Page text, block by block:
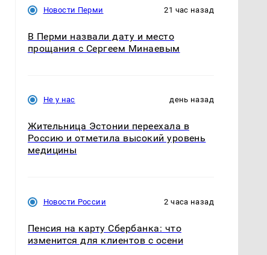
Новости Перми 21 час назад
В Перми назвали дату и место
прощания с Сергеем Минаевым
Не у нас день назад
Жительница Эстонии переехала в
Россию и отметила высокий уровень
медицины
Новости России 2 часа назад
Пенсия на карту Сбербанка: что
изменится для клиентов с осени